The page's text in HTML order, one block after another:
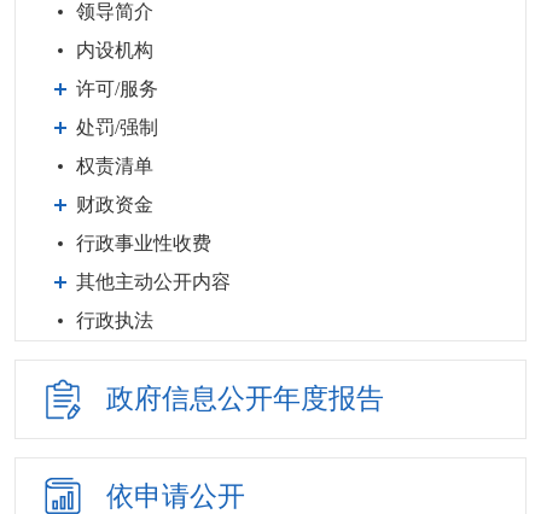
领导简介
内设机构
许可/服务
处罚/强制
权责清单
财政资金
行政事业性收费
其他主动公开内容
行政执法
政府信息公开年度报告
依申请公开